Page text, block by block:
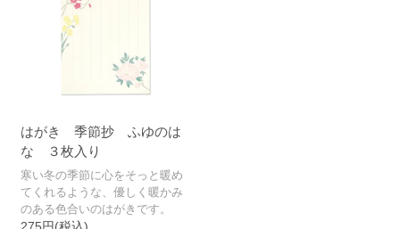
はがき 季節抄 ふゆのは
な ３枚入り
寒い冬の季節に心をそっと暖め
てくれるような、優しく暖かみ
のある色合いのはがきです。